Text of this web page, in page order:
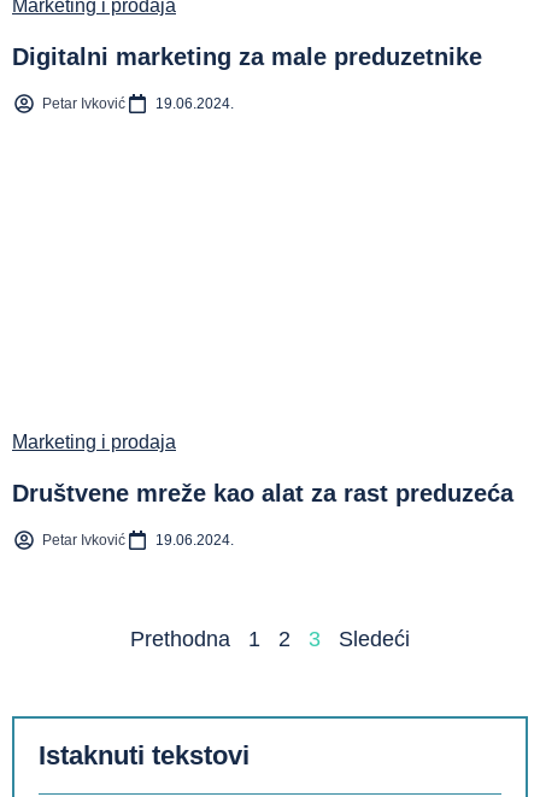
Marketing i prodaja
Digitalni marketing za male preduzetnike
Petar Ivković 19.06.2024.
Marketing i prodaja
Društvene mreže kao alat za rast preduzeća
Petar Ivković 19.06.2024.
Prethodna 1 2 3 Sledeći
Istaknuti tekstovi